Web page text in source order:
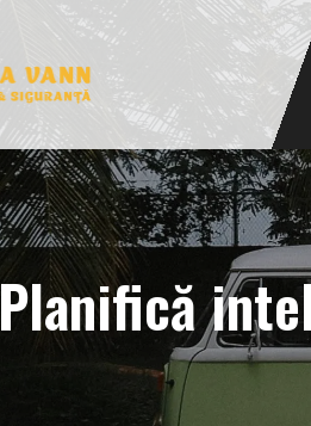
Planifică